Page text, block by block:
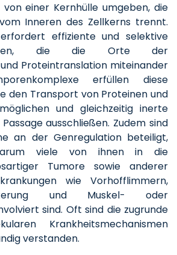
einer Kernhülle umgeben, die
Inneren des Zellkerns trennt.
effiziente und selektive
die die Orte der
Proteintranslation miteinander
erfüllen diese
den Transport von Proteinen und
und gleichzeitig inerte
ausschließen. Zudem sind
an der Genregulation beteiligt,
viele von ihnen in die
Tumore sowie anderer
wie Vorhofflimmern,
und Muskel- oder
sind. Oft sind die zugrunde
Krankheitsmechanismen
verstanden.